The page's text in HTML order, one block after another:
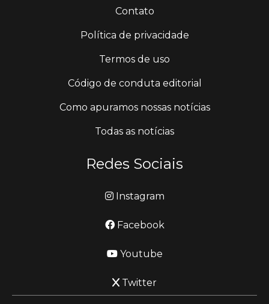
Contato
Política de privacidade
Termos de uso
Código de conduta editorial
Como apuramos nossas notícias
Todas as notícias
Redes Sociais
Instagram
Facebook
Youtube
Twitter